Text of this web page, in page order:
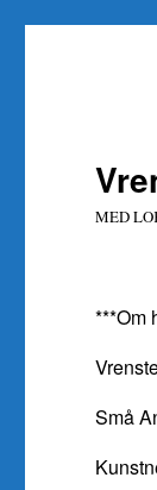
MED
***Om
Små